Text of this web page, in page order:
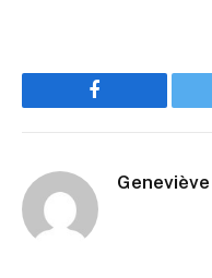
Facebook